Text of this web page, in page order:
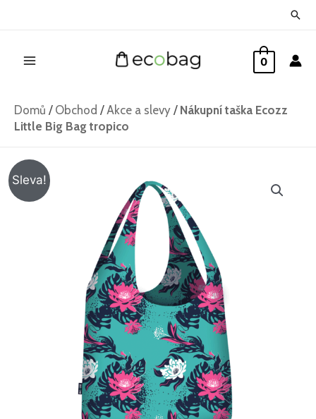
0
Domů / Obchod /Akce a slevy / Nákupní taška Ecozz
Little Big Bag tropico
Sleva!
Původní
byla:
199 Kč.
Aktuální
cena
je:
109 Kč.
Nákupní